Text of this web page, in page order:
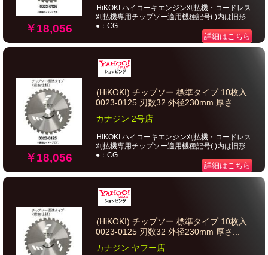
￥18,056
HiKOKI ハイコーキエンジン刈払機・コードレス
刈払機専用チップソー適用機種記号( )内は旧形
●：CG...
詳細はこちら
￥18,056
(HiKOKI) チップソー 標準タイプ 10枚入
0023-0125 刃数32 外径230mm 厚さ...
カナジン 2号店
HiKOKI ハイコーキエンジン刈払機・コードレス
刈払機専用チップソー適用機種記号( )内は旧形
●：CG...
詳細はこちら
(HiKOKI) チップソー 標準タイプ 10枚入
0023-0125 刃数32 外径230mm 厚さ...
カナジン ヤフー店